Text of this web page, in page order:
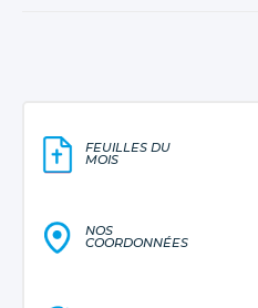
FEUILLES DU
MOIS
NOS
COORDONNÉES